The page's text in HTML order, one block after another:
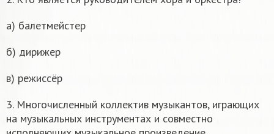
а) балетмейстер
б) дирижер
в) режиссёр
3. Многочисленный коллектив музыкантов, играющих
на музыкальных инструментах и совместно